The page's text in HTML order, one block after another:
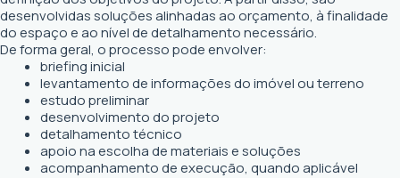
desenvolvidas soluções alinhadas ao orçamento, à finalidade
do espaço e ao nível de detalhamento necessário.
De forma geral, o processo pode envolver:
briefing inicial
levantamento de informações do imóvel ou terreno
estudo preliminar
desenvolvimento do projeto
detalhamento técnico
apoio na escolha de materiais e soluções
acompanhamento de execução, quando aplicável